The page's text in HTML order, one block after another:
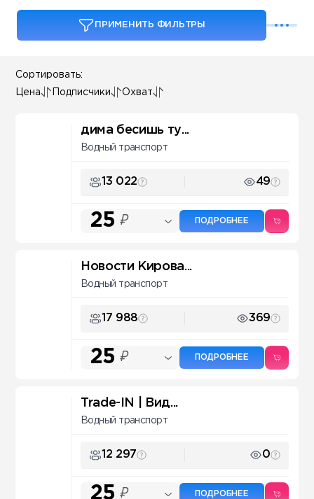
ПРИМЕНИТЬ ФИЛЬТРЫ
Сортировать:
Цена Подписчики Охват
дима бесишь ту...
Водный транспорт
13 022 49
25 ₽ ПОДРОБНЕЕ
Новости Кирова...
Водный транспорт
17 988 369
25 ₽ ПОДРОБНЕЕ
Trade-IN | Вид...
Водный транспорт
12 297 0
25 ₽ ПОДРОБНЕЕ